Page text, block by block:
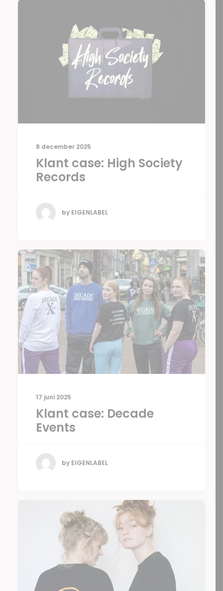
8 december 2025
Klant case: High Society
Records
by EIGENLABEL
17 juni 2025
Klant case: Decade
Events
by EIGENLABEL